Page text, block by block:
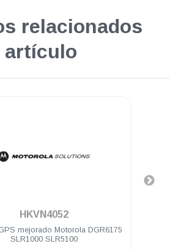
relacionados
artículo
HKVN4052
mejorado Motorola DGR6175
SLR1000 SLR5100